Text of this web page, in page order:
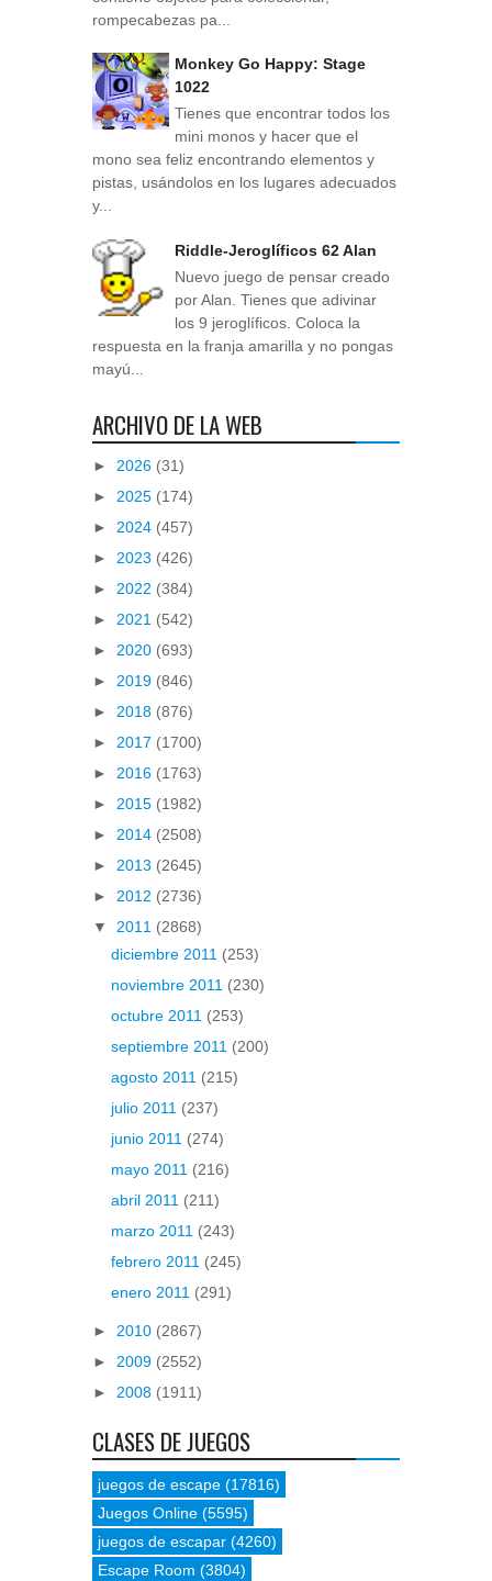
rompecabezas pa...
Monkey Go Happy: Stage
1022
Tienes que encontrar todos los
mini monos y hacer que el
mono sea feliz encontrando elementos y
pistas, usándolos en los lugares adecuados
y...
Riddle-Jeroglíficos 62 Alan
Nuevo juego de pensar creado
por Alan. Tienes que adivinar
los 9 jeroglíficos. Coloca la
respuesta en la franja amarilla y no pongas
mayú...
ARCHIVO DE LA WEB
► 2026 (31)
► 2025 (174)
► 2024 (457)
► 2023 (426)
► 2022 (384)
► 2021 (542)
► 2020 (693)
► 2019 (846)
► 2018 (876)
► 2017 (1700)
► 2016 (1763)
► 2015 (1982)
► 2014 (2508)
► 2013 (2645)
► 2012 (2736)
▼ 2011 (2868)
diciembre 2011 (253)
noviembre 2011 (230)
octubre 2011 (253)
septiembre 2011 (200)
agosto 2011 (215)
julio 2011 (237)
junio 2011 (274)
mayo 2011 (216)
abril 2011 (211)
marzo 2011 (243)
febrero 2011 (245)
enero 2011 (291)
► 2010 (2867)
► 2009 (2552)
► 2008 (1911)
CLASES DE JUEGOS
juegos de escape (17816)
Juegos Online (5595)
juegos de escapar (4260)
Escape Room (3804)